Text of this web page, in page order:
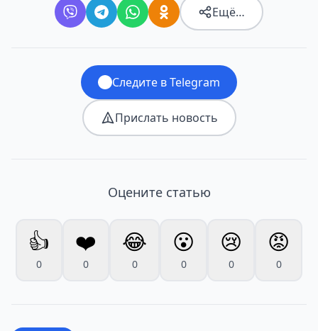
Ещё…
Следите в Telegram
Прислать новость
Оцените статью
👍
0
❤️
0
😂
0
😮
0
😢
0
😡
0